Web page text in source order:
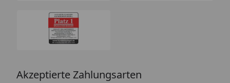
Akzeptierte Zahlungsarten